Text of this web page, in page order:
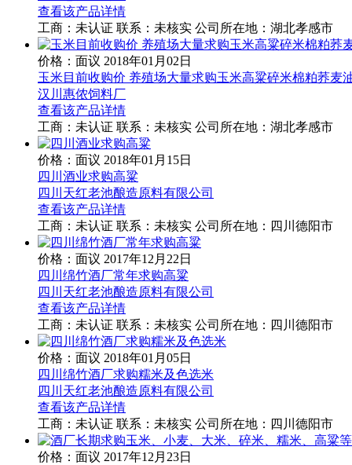
查看该产品详情
工商： 未认证 联系： 未核实 公司所在地：湖北孝感市
价格：面议 2018年01月02日
玉米目前收购价 养殖场大量求购玉米高粱碎米棉粕荞麦
汉川惠侬饲料厂
查看该产品详情
工商： 未认证 联系： 未核实 公司所在地：湖北孝感市
价格：面议 2018年01月15日
四川酒业求购高粱
四川天红老池酿造原料有限公司
查看该产品详情
工商： 未认证 联系： 未核实 公司所在地：四川德阳市
价格：面议 2017年12月22日
四川绵竹酒厂常年求购高粱
四川天红老池酿造原料有限公司
查看该产品详情
工商： 未认证 联系： 未核实 公司所在地：四川德阳市
价格：面议 2018年01月05日
四川绵竹酒厂求购糯米及色选米
四川天红老池酿造原料有限公司
查看该产品详情
工商： 未认证 联系： 未核实 公司所在地：四川德阳市
价格：面议 2017年12月23日